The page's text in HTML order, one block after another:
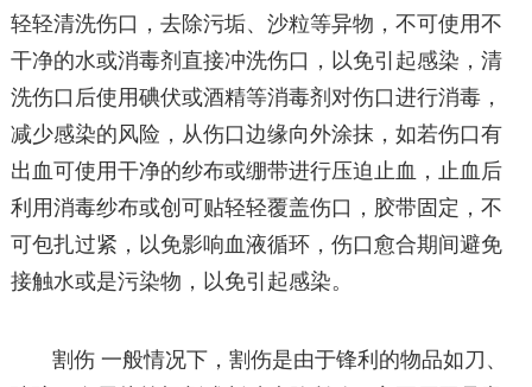
轻轻清洗伤口，去除污垢、沙粒等异物，不可使用不
干净的水或消毒剂直接冲洗伤口，以免引起感染，清
洗伤口后使用碘伏或酒精等消毒剂对伤口进行消毒，
减少感染的风险，从伤口边缘向外涂抹，如若伤口有
出血可使用干净的纱布或绷带进行压迫止血，止血后
利用消毒纱布或创可贴轻轻覆盖伤口，胶带固定，不
可包扎过紧，以免影响血液循环，伤口愈合期间避免
接触水或是污染物，以免引起感染。
割伤 一般情况下，割伤是由于锋利的物品如刀、